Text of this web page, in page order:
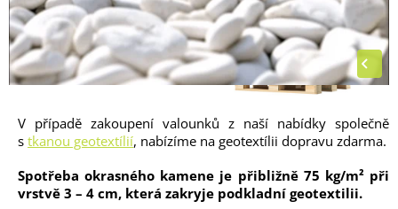
V případě zakoupení valounků z naší nabídky společně
s tkanou geotextílií, nabízíme na geotextílii dopravu zdarma.
Spotřeba okrasného kamene je přibližně 75 kg/m² při
vrstvě 3 – 4 cm, která zakryje podkladní geotextilii.